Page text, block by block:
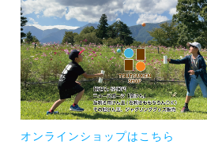
オンラインショップはこちら